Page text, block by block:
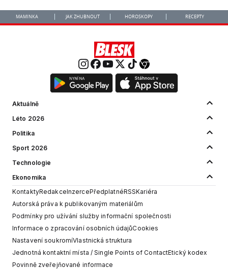
MAMINKA JAK ZHUBNOUT HOROSKOPY RECEPTY
Aktuálně
Léto 2026
Politika
Sport 2026
Technologie
Ekonomika
KontaktyRedakceInzercePředplatnéRSSKariéra
Autorská práva k publikovaným materiálům
Podmínky pro užívání služby informační společnosti
Informace o zpracování osobních údajůCookies
Nastavení soukromíVlastnická struktura
Jednotná kontaktní místa / Single Points of ContactEtický kodex
Povinně zveřejňované informace